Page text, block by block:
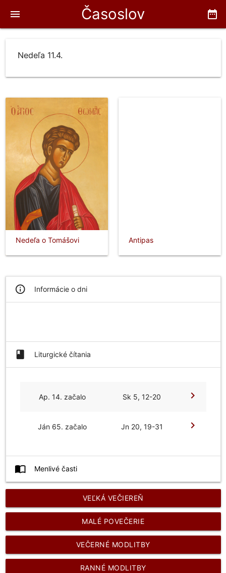
Časoslov date_range
menu
Nedeľa 11.4.
Nedeľa o Tomášovi Antipas
info_outline Informácie o dni
book Liturgické čítania
Ap. 14. začalo Sk 5, 12-20 chevron_right
Ján 65. začalo Jn 20, 19-31 chevron_right
import_contacts Menlivé časti
VEĽKÁ VEČIEREŇ
MALÉ POVEČERIE
VEČERNÉ MODLITBY
RANNÉ MODLITBY